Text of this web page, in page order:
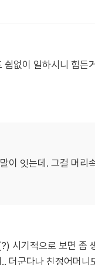
없이 일하시니 힘
이 잇는데. 그걸 머리
시기적으로 보면 좀
더군다나 친정어머